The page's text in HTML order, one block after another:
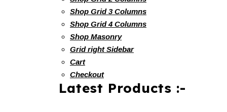
Shop Masonry
Grid right Sidebar
Cart
Checkout
Latest Products :-